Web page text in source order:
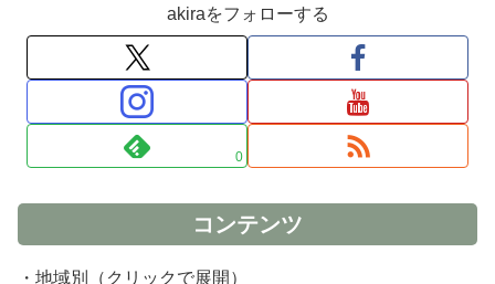
akiraをフォローする
0
コンテンツ
・地域別（クリックで展開）